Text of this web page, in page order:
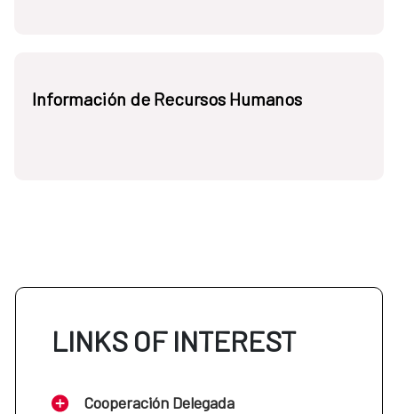
Información de Recursos Humanos
LINKS OF INTEREST
Cooperación Delegada